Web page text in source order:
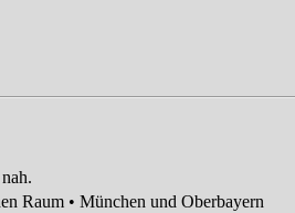
Raum • München und Oberbayern